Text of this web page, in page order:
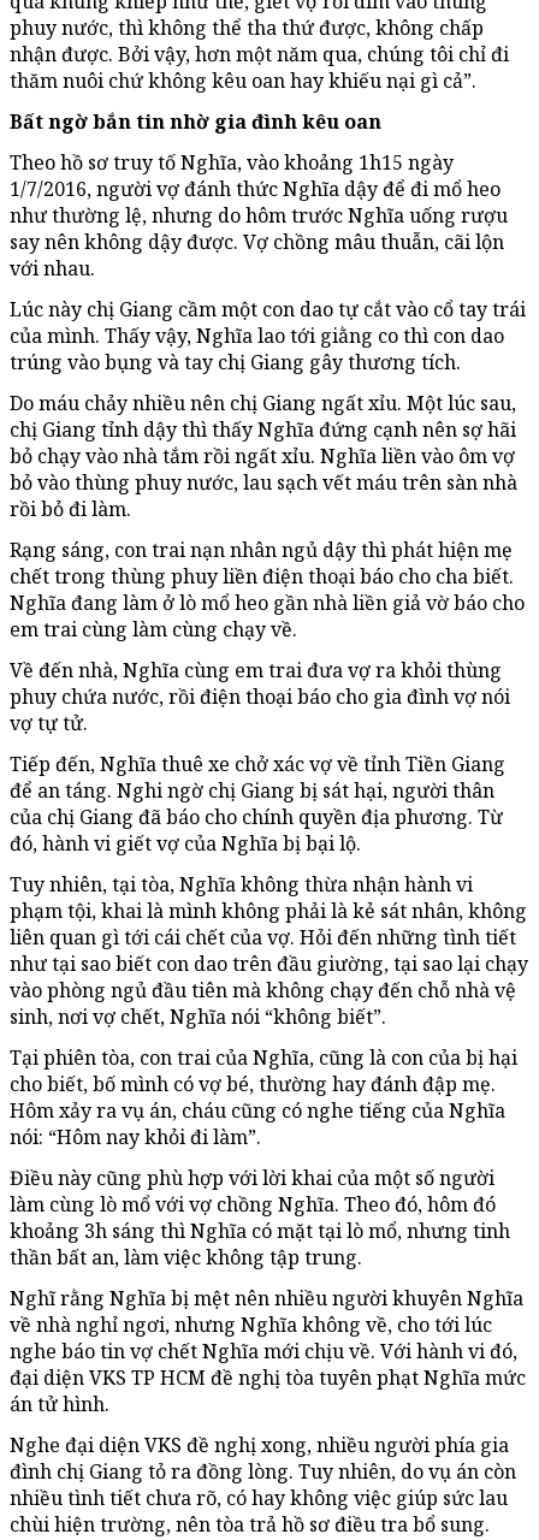
phuy nước, thì không thể tha thứ được, không chấp
nhận được. Bởi vậy, hơn một năm qua, chúng tôi chỉ đi
thăm nuôi chứ không kêu oan hay khiếu nại gì cả”.
Bất ngờ bắn tin nhờ gia đình kêu oan
Theo hồ sơ truy tố Nghĩa, vào khoảng 1h15 ngày
1/7/2016, người vợ đánh thức Nghĩa dậy để đi mổ heo
như thường lệ, nhưng do hôm trước Nghĩa uống rượu
say nên không dậy được. Vợ chồng mâu thuẫn, cãi lộn
với nhau.
Lúc này chị Giang cầm một con dao tự cắt vào cổ tay trái
của mình. Thấy vậy, Nghĩa lao tới giằng co thì con dao
trúng vào bụng và tay chị Giang gây thương tích.
Do máu chảy nhiều nên chị Giang ngất xỉu. Một lúc sau,
chị Giang tỉnh dậy thì thấy Nghĩa đứng cạnh nên sợ hãi
bỏ chạy vào nhà tắm rồi ngất xỉu. Nghĩa liền vào ôm vợ
bỏ vào thùng phuy nước, lau sạch vết máu trên sàn nhà
rồi bỏ đi làm.
Rạng sáng, con trai nạn nhân ngủ dậy thì phát hiện mẹ
chết trong thùng phuy liền điện thoại báo cho cha biết.
Nghĩa đang làm ở lò mổ heo gần nhà liền giả vờ báo cho
em trai cùng làm cùng chạy về.
Về đến nhà, Nghĩa cùng em trai đưa vợ ra khỏi thùng
phuy chứa nước, rồi điện thoại báo cho gia đình vợ nói
vợ tự tử.
Tiếp đến, Nghĩa thuê xe chở xác vợ về tỉnh Tiền Giang
để an táng. Nghi ngờ chị Giang bị sát hại, người thân
của chị Giang đã báo cho chính quyền địa phương. Từ
đó, hành vi giết vợ của Nghĩa bị bại lộ.
Tuy nhiên, tại tòa, Nghĩa không thừa nhận hành vi
phạm tội, khai là mình không phải là kẻ sát nhân, không
liên quan gì tới cái chết của vợ. Hỏi đến những tình tiết
như tại sao biết con dao trên đầu giường, tại sao lại chạy
vào phòng ngủ đầu tiên mà không chạy đến chỗ nhà vệ
sinh, nơi vợ chết, Nghĩa nói “không biết”.
Tại phiên tòa, con trai của Nghĩa, cũng là con của bị hại
cho biết, bố mình có vợ bé, thường hay đánh đập mẹ.
Hôm xảy ra vụ án, cháu cũng có nghe tiếng của Nghĩa
nói: “Hôm nay khỏi đi làm”.
Điều này cũng phù hợp với lời khai của một số người
làm cùng lò mổ với vợ chồng Nghĩa. Theo đó, hôm đó
khoảng 3h sáng thì Nghĩa có mặt tại lò mổ, nhưng tinh
thần bất an, làm việc không tập trung.
Nghĩ rằng Nghĩa bị mệt nên nhiều người khuyên Nghĩa
về nhà nghỉ ngơi, nhưng Nghĩa không về, cho tới lúc
nghe báo tin vợ chết Nghĩa mới chịu về. Với hành vi đó,
đại diện VKS TP HCM đề nghị tòa tuyên phạt Nghĩa mức
án tử hình.
Nghe đại diện VKS đề nghị xong, nhiều người phía gia
đình chị Giang tỏ ra đồng lòng. Tuy nhiên, do vụ án còn
nhiều tình tiết chưa rõ, có hay không việc giúp sức lau
chùi hiện trường, nên tòa trả hồ sơ điều tra bổ sung.